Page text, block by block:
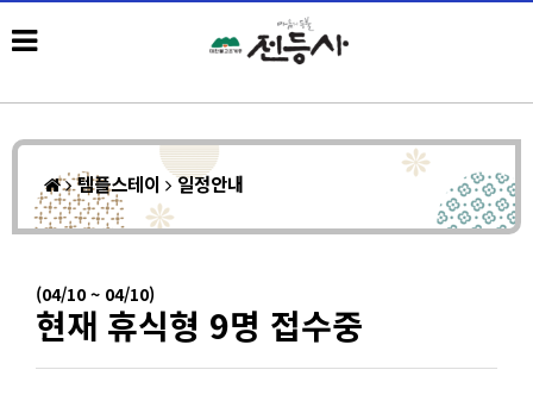
템플스테이 일정안내
(04/10 ~ 04/10)
현재 휴식형 9명 접수중